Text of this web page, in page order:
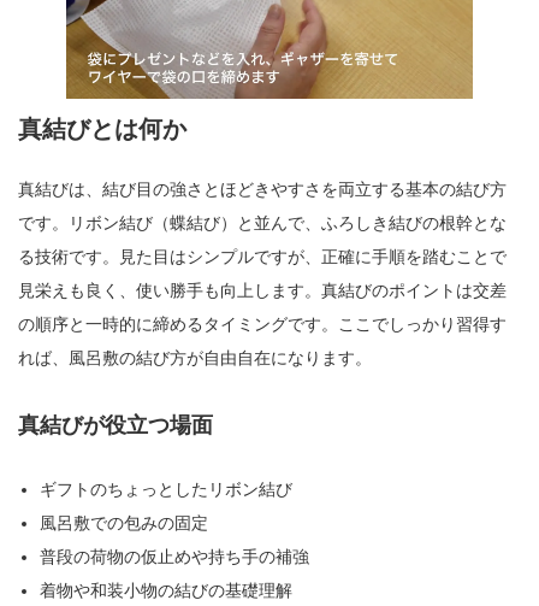
真結びとは何か
真結びは、結び目の強さとほどきやすさを両立する基本の結び方
です。リボン結び（蝶結び）と並んで、ふろしき結びの根幹とな
る技術です。見た目はシンプルですが、正確に手順を踏むことで
見栄えも良く、使い勝手も向上します。真結びのポイントは交差
の順序と一時的に締めるタイミングです。ここでしっかり習得す
れば、風呂敷の結び方が自由自在になります。
真結びが役立つ場面
ギフトのちょっとしたリボン結び
風呂敷での包みの固定
普段の荷物の仮止めや持ち手の補強
着物や和装小物の結びの基礎理解